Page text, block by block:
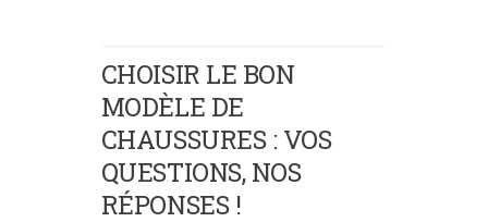
CHOISIR LE BON
MODÈLE DE
CHAUSSURES : VOS
QUESTIONS, NOS
RÉPONSES !